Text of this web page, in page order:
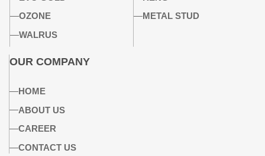
OZONE
WALRUS
METAL STUD
OUR COMPANY
HOME
ABOUT US
CAREER
CONTACT US